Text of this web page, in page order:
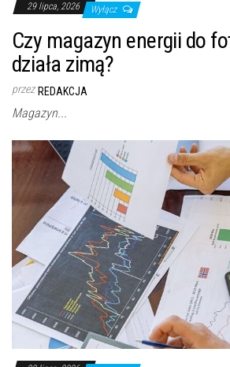
29 lipca, 2026 Wyłącz
Czy magazyn energii do
działa zimą?
przez REDAKCJA
Magazyn...